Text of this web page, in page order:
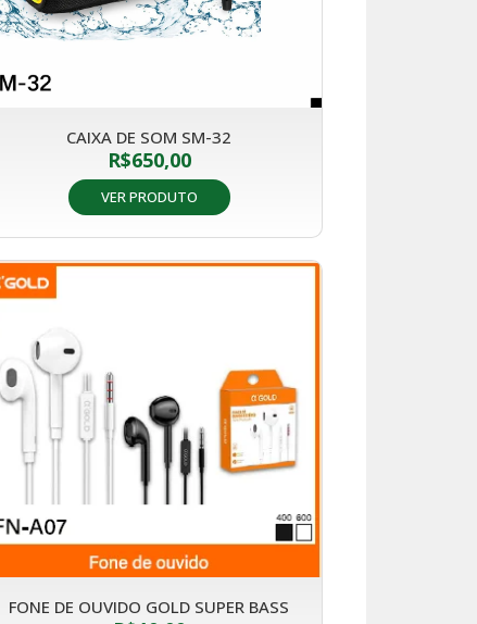
CAIXA DE SOM SM-32
R$650,00
VER PRODUTO
FONE DE OUVIDO GOLD SUPER BASS